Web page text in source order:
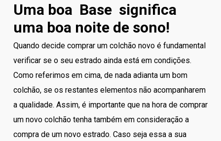
Uma boa Base significa
uma boa noite de sono!
Quando decide comprar um colchão novo é fundamental
verificar se o seu estrado ainda está em condições.
Como referimos em cima, de nada adianta um bom
colchão, se os restantes elementos não acompanharem
a qualidade. Assim, é importante que na hora de comprar
um novo colchão tenha também em consideração a
compra de um novo estrado. Caso seja essa a sua